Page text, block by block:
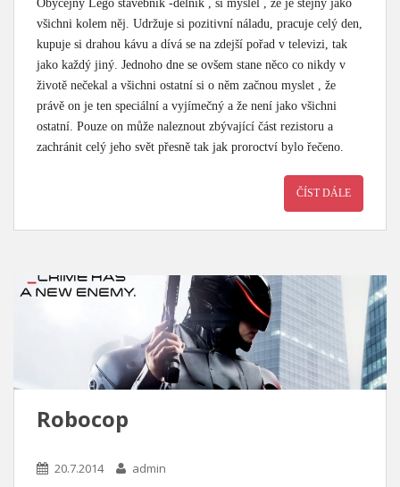
Obyčejný Lego stavebník -dělník , si myslel , že je stejný jako
všichni kolem něj. Udržuje si pozitivní náladu, pracuje celý den,
kupuje si drahou kávu a dívá se na zdejší pořad v televizi, tak
jako každý jiný. Jednoho dne se ovšem stane něco co nikdy v
životě nečekal a všichni ostatní si o něm začnou myslet , že
právě on je ten speciální a vyjímečný a že není jako všichni
ostatní. Pouze on může naleznout zbývající část rezistoru a
zachránit celý jeho svět přesně tak jak proroctví bylo řečeno.
ČÍST DÁLE
Robocop
20.7.2014 admin